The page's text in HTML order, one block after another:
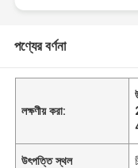
পণ্যের বর্ণনা
লক্ষণীয় করা:
উৎপত্তি স্থল